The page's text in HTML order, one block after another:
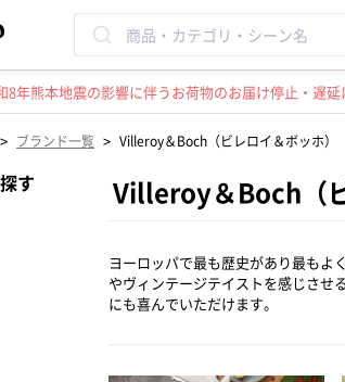
8年熊本地震の影響に伴うお荷物のお届け停止・遅延
> ブランド一覧 > Villeroy＆Boch（ビレロイ＆ボッホ）
す Villeroy＆Boch（
ヨーロッパで最も歴史があり最もよ
やヴィンテージテイストを感じさせ
にも喜んでいただけます。